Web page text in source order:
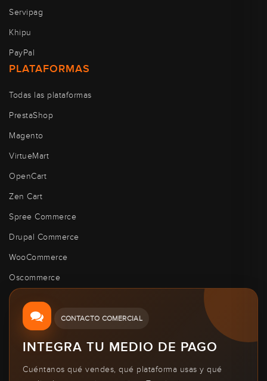
Servipag
Khipu
PayPal
PLATAFORMAS
Todas las plataformas
PrestaShop
Magento
VirtueMart
OpenCart
Zen Cart
Spree Commerce
Drupal Commerce
WooCommerce
Oscommerce
CONTACTO COMERCIAL
INTEGRA TU MEDIO DE PAGO
Cuéntanos qué vendes, qué plataforma usas y qué